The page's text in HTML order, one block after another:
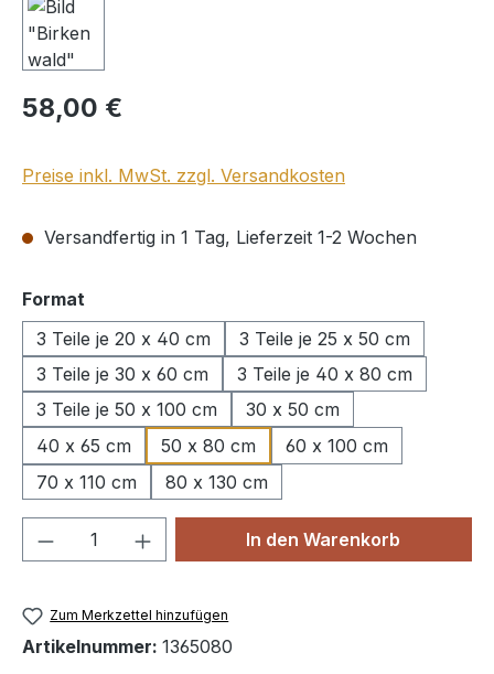
Regulärer Preis:
58,00 €
Preise inkl. MwSt. zzgl. Versandkosten
Versandfertig in 1 Tag, Lieferzeit 1-2 Wochen
Format
3 Teile je 20 x 40 cm
3 Teile je 25 x 50 cm
3 Teile je 30 x 60 cm
3 Teile je 40 x 80 cm
3 Teile je 50 x 100 cm
30 x 50 cm
40 x 65 cm
50 x 80 cm
60 x 100 cm
70 x 110 cm
80 x 130 cm
Produkt Anzahl: Gib denIn den Warenkorb
Zum Merkzettel hinzufügen
Artikelnummer: 1365080